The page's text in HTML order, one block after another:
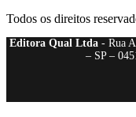
Todos os direitos
Editora Qual Ltda- Rua
– SP –